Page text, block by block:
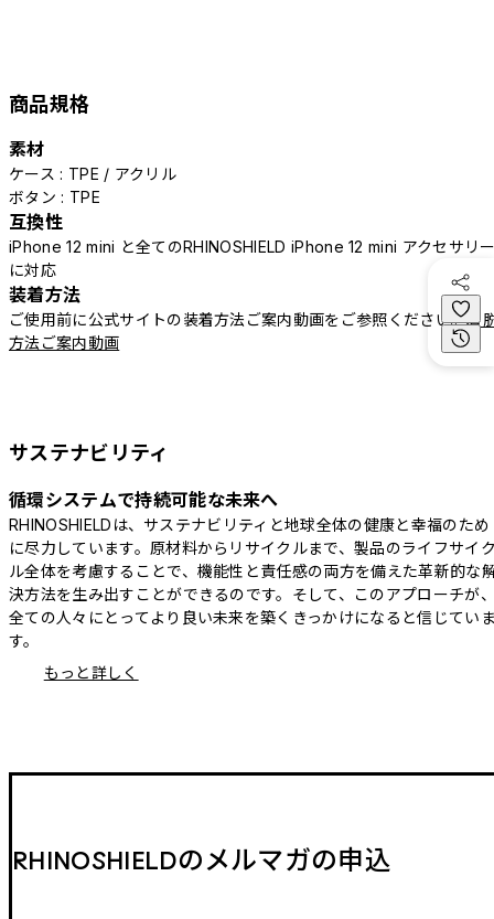
商品規格
素材
ケース : TPE / アクリル
ボタン : TPE
互換性
iPhone 12 mini と全てのRHINOSHIELD iPhone 12 mini アクセサリ
に対応
装着方法
ご使用前に公式サイトの装着方法ご案内動画をご参照ください。着
方法ご案内動画
サステナビリティ
循環システムで持続可能な未来へ
RHINOSHIELDは、サステナビリティと地球全体の健康と幸福のため
に尽力しています。原材料からリサイクルまで、製品のライフサイ
ル全体を考慮することで、機能性と責任感の両方を備えた革新的な
決方法を生み出すことができるのです。そして、このアプローチが
全ての人々にとってより良い未来を築くきっかけになると信じてい
す。
もっと詳しく
RHINOSHIELDのメルマガの申込